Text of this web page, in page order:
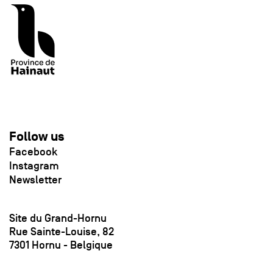
Follow us
Facebook
Instagram
Newsletter
Site du Grand-Hornu
Rue Sainte-Louise, 82
7301 Hornu - Belgique